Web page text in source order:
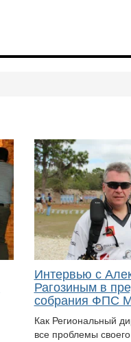
Интервью с
Рагозиным в
собрания ФПС
Как Региональный
все проблемы